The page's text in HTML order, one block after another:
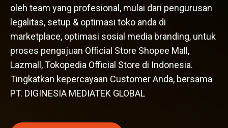
oleh team yang profesional, mulai dari pengurusan
legalitas, setup & optimasi toko anda di
marketplace, optimasi sosial media branding, untuk
proses pengajuan Official Store Shopee Mall,
Lazmall, Tokopedia Official Store di Indonesia.
Tingkatkan kepercayaan Customer Anda, bersama
PT. DIGINESIA MEDIATEK GLOBAL